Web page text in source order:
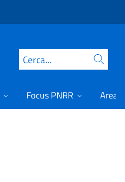
Cerca
Focus PNRR Area